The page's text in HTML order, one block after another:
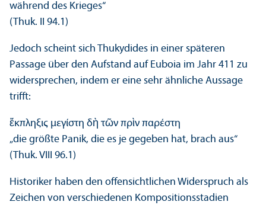
während des Krieges“
(Thuk. II 94.1)
Jedoch scheint sich Thukydides in einer späteren
Passage über den Aufstand auf Euboia im Jahr 411 zu
widersprechen, indem er eine sehr ähnliche Aussage
trifft:
ἔκπληξις μεγίστη δὴ τῶν πρὶν παρέστη
„die größte Panik, die es je gegeben hat, brach aus“
(Thuk. VIII 96.1)
Historiker haben den offensichtlichen Widerspruch als
Zeichen von verschiedenen Kompositions­stadien